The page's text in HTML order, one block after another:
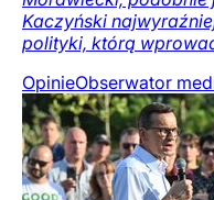
Kaczyński
polityki, którą
OpinieObserwator